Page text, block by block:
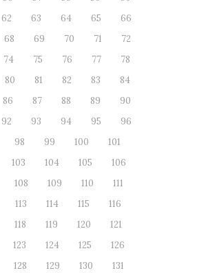
62 63 64 65
66
68 69 70 71
72
74 75 76 77
78
80 81 82 83
84
86 87 88 89
90
92 93 94 95
96
98 99 100
101
103 104 105
106
108 109 110
111
113 114 115
116
118 119 120
121
123 124 125
126
128 129 130
131